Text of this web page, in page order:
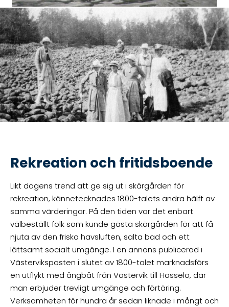
Rekreation och fritidsboende
Likt dagens trend att ge sig ut i skärgården för
rekreation, kännetecknades 1800-talets andra hälft av
samma värderingar. På den tiden var det enbart
välbeställt folk som kunde gästa skärgården för att få
njuta av den friska havsluften, salta bad och ett
lättsamt socialt umgänge. I en annons publicerad i
Västerviksposten i slutet av 1800-talet marknadsförs
en utflykt med ångbåt från Västervik till Hasselö, där
man erbjuder trevligt umgänge och förtäring.
Verksamheten för hundra år sedan liknade i mångt och